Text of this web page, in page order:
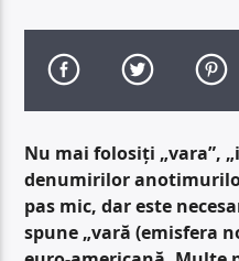
Nu mai folosiți „vara”,
denumirilor
pas mic, dar este
spune „vară (emisfera